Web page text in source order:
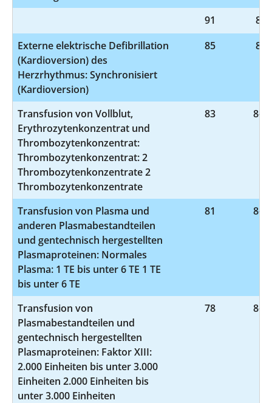
91
8-
Externe elektrische Defibrillation
(Kardioversion) des
Herzrhythmus: Synchronisiert
(Kardioversion)
85 8-
Transfusion von Vollblut,
Erythrozytenkonzentrat und
Thrombozytenkonzentrat:
Thrombozytenkonzentrat: 2
Thrombozytenkonzentrate 2
Thrombozytenkonzentrate
83 8-
Transfusion von Plasma und
anderen Plasmabestandteilen
und gentechnisch hergestellten
Plasmaproteinen: Normales
Plasma: 1 TE bis unter 6 TE 1 TE
bis unter 6 TE
81 8-
Transfusion von
Plasmabestandteilen und
gentechnisch hergestellten
Plasmaproteinen: Faktor XIII:
2.000 Einheiten bis unter 3.000
Einheiten 2.000 Einheiten bis
unter 3.000 Einheiten
78 8-